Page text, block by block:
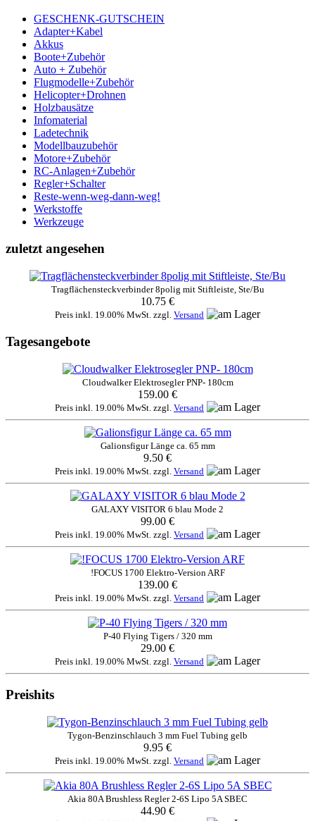
GESCHENK-GUTSCHEIN
Adapter+Kabel
Akkus
Boote+Zubehör
Auto + Zubehör
Flugmodelle+Zubehör
Helicopter+Drohnen
Holzbausätze
Infomaterial
Ladetechnik
Modellbauzubehör
Motore+Zubehör
RC-Anlagen+Zubehör
Regler+Schalter
Reste-wenn-weg-dann-weg!
Werkstoffe
Werkzeuge
zuletzt angesehen
Tragflächensteckverbinder 8polig mit Stiftleiste, Ste/Bu
10.75 €
Preis inkl. 19.00% MwSt. zzgl. Versand
Tagesangebote
Cloudwalker Elektrosegler PNP- 180cm
159.00 €
Preis inkl. 19.00% MwSt. zzgl. Versand
Galionsfigur Länge ca. 65 mm
9.50 €
Preis inkl. 19.00% MwSt. zzgl. Versand
GALAXY VISITOR 6 blau Mode 2
99.00 €
Preis inkl. 19.00% MwSt. zzgl. Versand
!FOCUS 1700 Elektro-Version ARF
139.00 €
Preis inkl. 19.00% MwSt. zzgl. Versand
P-40 Flying Tigers / 320 mm
29.00 €
Preis inkl. 19.00% MwSt. zzgl. Versand
Preishits
Tygon-Benzinschlauch 3 mm Fuel Tubing gelb
9.95 €
Preis inkl. 19.00% MwSt. zzgl. Versand
Akia 80A Brushless Regler 2-6S Lipo 5A SBEC
44.90 €